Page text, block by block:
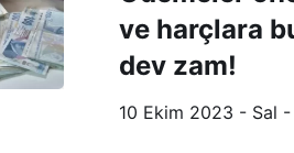
ve harçlara
dev zam!
10 Ekim 2023 - Sal -